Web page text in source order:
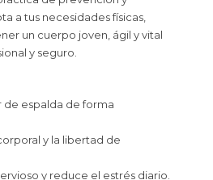
a tus necesidades físicas,
un cuerpo joven, ágil y vital
y seguro.
de espalda de forma
y la libertad de
y reduce el estrés diario.